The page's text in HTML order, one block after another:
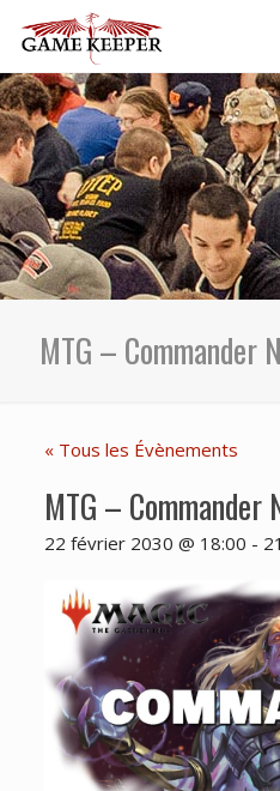
MTG –
« Tous les Évènements
MTG –
22 février 2030 @ 18:00 -